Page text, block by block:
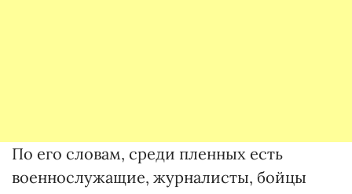
По его словам, среди пленных есть
военнослужащие, журналисты, бойцы